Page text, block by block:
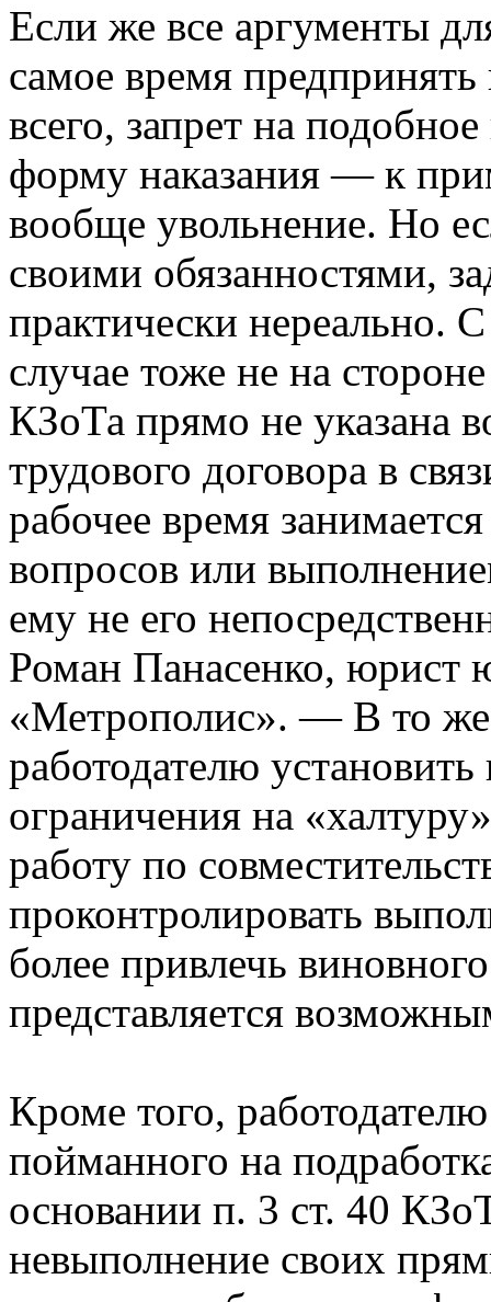
Если же все аргументы
самое время
всего, запрет на
форму наказания — к
вообще увольнение. Но
своими обязанностями,
практически нереально.
случае тоже не на
КЗоТа прямо не указана
трудового договора в
рабочее время
вопросов или
ему не его
Роман Панасенко, юрист
«Метрополис». — В то же
работодателю
ограничения на
работу по
проконтролировать
более привлечь
представляется
Кроме того,
пойманного на
основании п. 3 ст. 40
невыполнение своих